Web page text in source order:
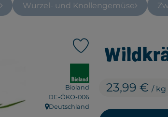
Wurzel- und Knollengemüse
23,99 € / kg
Produkt zu Favouriten
Bioland
, Kontrollstelle:
DE-ÖKO-006
, Herkunft:
Deutschland